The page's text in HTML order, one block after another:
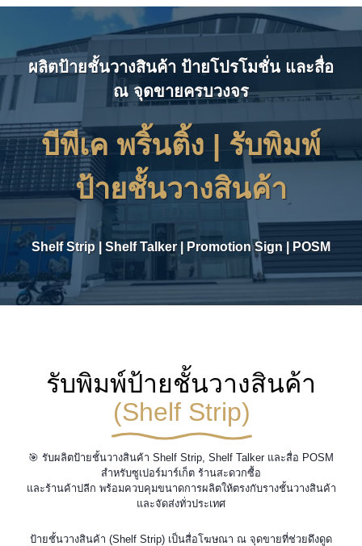
ผลิตป้ายชั้นวางสินค้า ป้ายโปรโมชั่น และสื่อ
ณ จุดขายครบวงจร
บีพีเค พริ้นติ้ง | รับพิมพ์
ป้ายชั้นวางสินค้า
Shelf Strip | Shelf Talker | Promotion Sign | POSM
รับพิมพ์ป้ายชั้นวางสินค้า
(Shelf Strip)
🎯 รับผลิตป้ายชั้นวางสินค้า Shelf Strip, Shelf Talker และสื่อ POSM
สำหรับซูเปอร์มาร์เก็ต ร้านสะดวกซื้อ
และร้านค้าปลีก พร้อมควบคุมขนาดการผลิตให้ตรงกับรางชั้นวางสินค้า
และจัดส่งทั่วประเทศ
ป้ายชั้นวางสินค้า (Shelf Strip) เป็นสื่อโฆษณา ณ จุดขายที่ช่วยดึงดูด